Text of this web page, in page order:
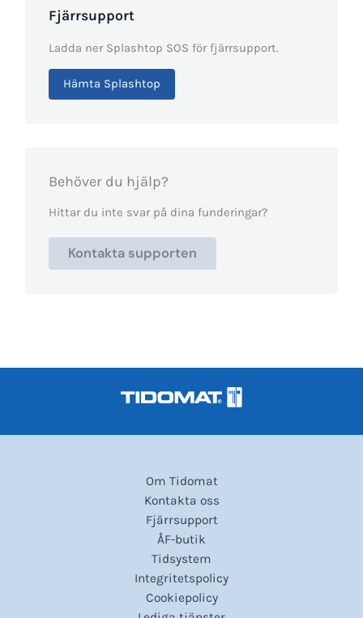
Fjärrsupport
Ladda ner Splashtop SOS för fjärrsupport.
Hämta Splashtop
Behöver du hjälp?
Hittar du inte svar på dina funderingar?
Kontakta supporten
Om Tidomat
Kontakta oss
Fjärrsupport
ÅF-butik
Tidsystem
Integritetspolicy
Cookiepolicy